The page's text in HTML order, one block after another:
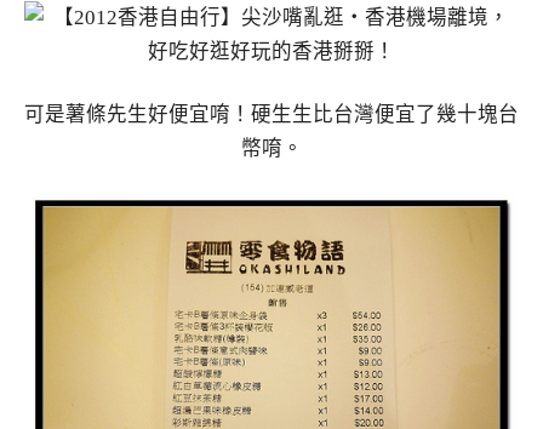
可是薯條先生好便宜唷！硬生生比台灣便宜了幾十塊台
幣唷。